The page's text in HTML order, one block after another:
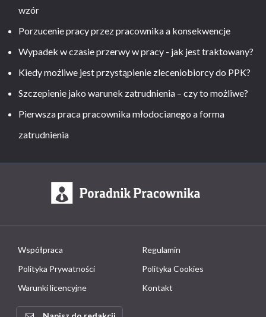
wzór
Porzucenie pracy przez pracownika a konsekwencje
Wypadek w czasie przerwy w pracy - jak jest traktowany?
Kiedy możliwe jest przystąpienie zleceniobiorcy do PPK?
Szczepienie jako warunek zatrudnienia – czy to możliwe?
Pierwsza praca pracownika młodocianego a forma
zatrudnienia
Współpraca
Regulamin
Polityka Prywatności
Polityka Cookies
Warunki licencyjne
Kontakt